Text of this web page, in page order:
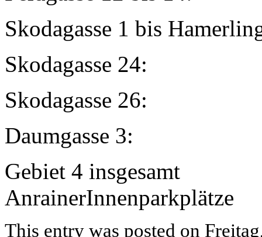
Skodagasse 1 bis
Gebiet 4
AnrainerInnenparkplätze
This entry was posted on